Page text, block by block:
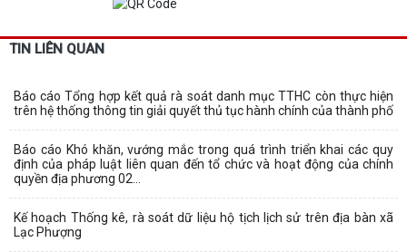
TIN LIÊN QUAN
Báo cáo Tổng hợp kết quả rà soát danh mục TTHC còn thực hiện
trên hệ thống thông tin giải quyết thủ tục hành chính của thành phố
Báo cáo Khó khăn, vướng mắc trong quá trình triển khai các quy
định của pháp luật liên quan đến tổ chức và hoạt động của chính
quyền địa phương 02...
Kế hoạch Thống kê, rà soát dữ liệu hộ tịch lịch sử trên địa bàn xã
Lạc Phượng